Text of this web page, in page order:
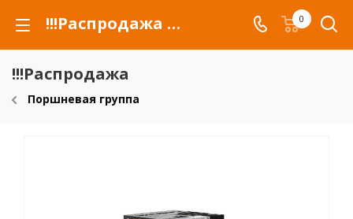
!!!Распродажа для автомобилей российских марок и сельхозтехники 0
!!!Распродажа
Поршневая группа